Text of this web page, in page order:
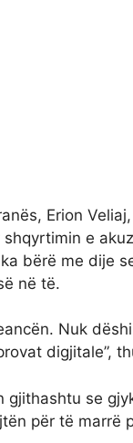
Erion
e
bërë me dije
në të.
Nuk
digjitale”,
gjithashtu se
për të marrë